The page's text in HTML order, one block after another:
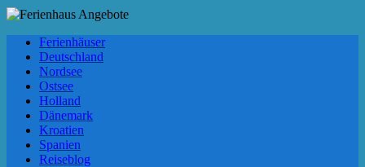
Ferienhaus Trends
Ferienhäuser
Deutschland
Nordsee
Ostsee
Holland
Dänemark
Kroatien
Spanien
Reiseblog